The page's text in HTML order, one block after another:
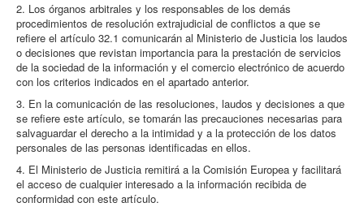
2. Los órganos arbitrales y los responsables de los demás
procedimientos de resolución extrajudicial de conflictos a que se
refiere el artículo 32.1 comunicarán al Ministerio de Justicia los laudos
o decisiones que revistan importancia para la prestación de servicios
de la sociedad de la información y el comercio electrónico de acuerdo
con los criterios indicados en el apartado anterior.
3. En la comunicación de las resoluciones, laudos y decisiones a que
se refiere este artículo, se tomarán las precauciones necesarias para
salvaguardar el derecho a la intimidad y a la protección de los datos
personales de las personas identificadas en ellos.
4. El Ministerio de Justicia remitirá a la Comisión Europea y facilitará
el acceso de cualquier interesado a la información recibida de
conformidad con este artículo.